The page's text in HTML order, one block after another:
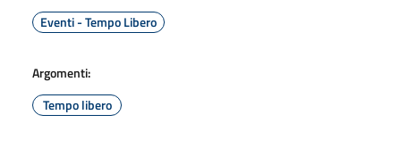
Eventi - Tempo Libero
Argomenti:
Tempo libero